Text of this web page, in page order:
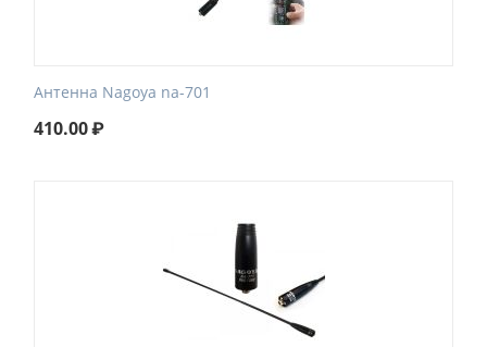
Антенна Nagoya na-701
410.00₽